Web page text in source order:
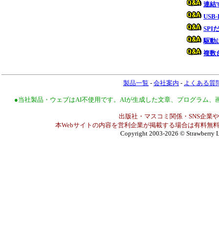
連結
SPI
駆動
複数
製品一覧 - 会社案内 - よくある質
●当社製品・ウェブはAI不使用です。AIが生成した文章、プログラム
出版社・マスコミ関係・SNS企業
本Webサイトの内容を営利企業が掲載する場合は有料無
Copyright 2003-2026 © Strawberry